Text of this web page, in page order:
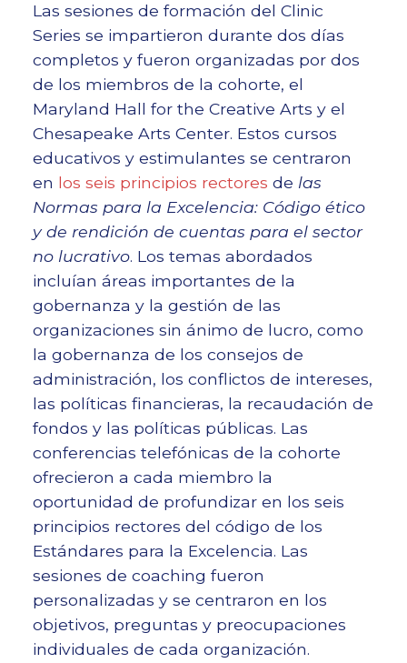
Las sesiones de formación del Clinic
Series se impartieron durante dos días
completos y fueron organizadas por dos
de los miembros de la cohorte, el
Maryland Hall for the Creative Arts y el
Chesapeake Arts Center. Estos cursos
educativos y estimulantes se centraron
en los seis principios rectores de las
Normas para la Excelencia: Código ético
y de rendición de cuentas para el sector
no lucrativo. Los temas abordados
incluían áreas importantes de la
gobernanza y la gestión de las
organizaciones sin ánimo de lucro, como
la gobernanza de los consejos de
administración, los conflictos de intereses,
las políticas financieras, la recaudación de
fondos y las políticas públicas. Las
conferencias telefónicas de la cohorte
ofrecieron a cada miembro la
oportunidad de profundizar en los seis
principios rectores del código de los
Estándares para la Excelencia. Las
sesiones de coaching fueron
personalizadas y se centraron en los
objetivos, preguntas y preocupaciones
individuales de cada organización.